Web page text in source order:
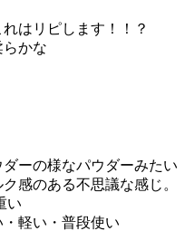
はリピします！！？
かな
ーの様なパウダーみたい
感のある不思議な感じ。
い
軽い・普段使い